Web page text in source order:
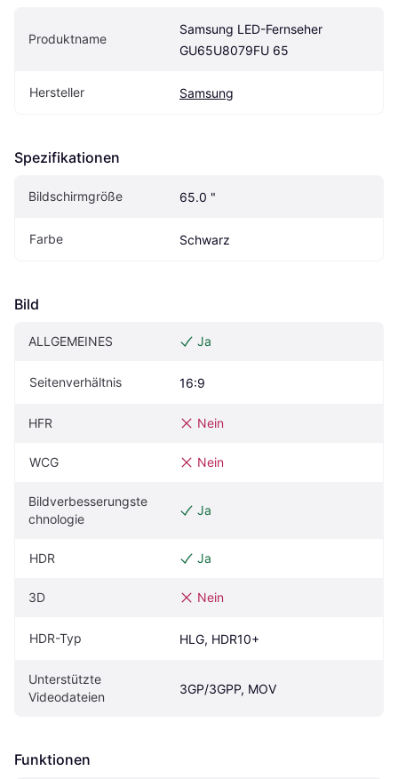
Produktname
Samsung LED-Fernseher
GU65U8079FU 65
Hersteller Samsung
Spezifikationen
Bildschirmgröße 65.0 "
Farbe Schwarz
Bild
ALLGEMEINES Ja
Seitenverhältnis 16:9
HFR Nein
WCG Nein
Bildverbesserungste
chnologie
Ja
HDR Ja
3D Nein
HDR-Typ HLG, HDR10+
Unterstützte
Videodateien
3GP/3GPP, MOV
Funktionen